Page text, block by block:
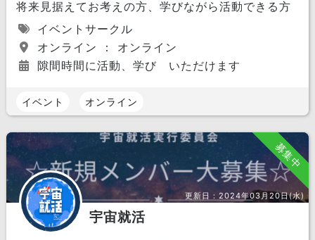
将来見据えてお考えの方、学びながら活動できる方
イベントサークル
オンライン ： オンライン
隙間時間に活動、学び いただけます
イベント オンライン
募集中
更新日：2024年03月20日(水)
宇宙就活